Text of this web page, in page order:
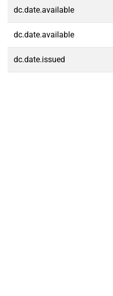
dc.date.available
dc.date.available
dc.date.issued